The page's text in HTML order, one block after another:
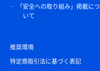
「安全への取り組み」掲載につ
いて
推奨環境
特定商取引法に基づく表記